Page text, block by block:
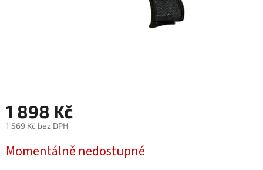
1 898 Kč
1 569 Kč bez DPH
cena:
Momentálně nedostupné